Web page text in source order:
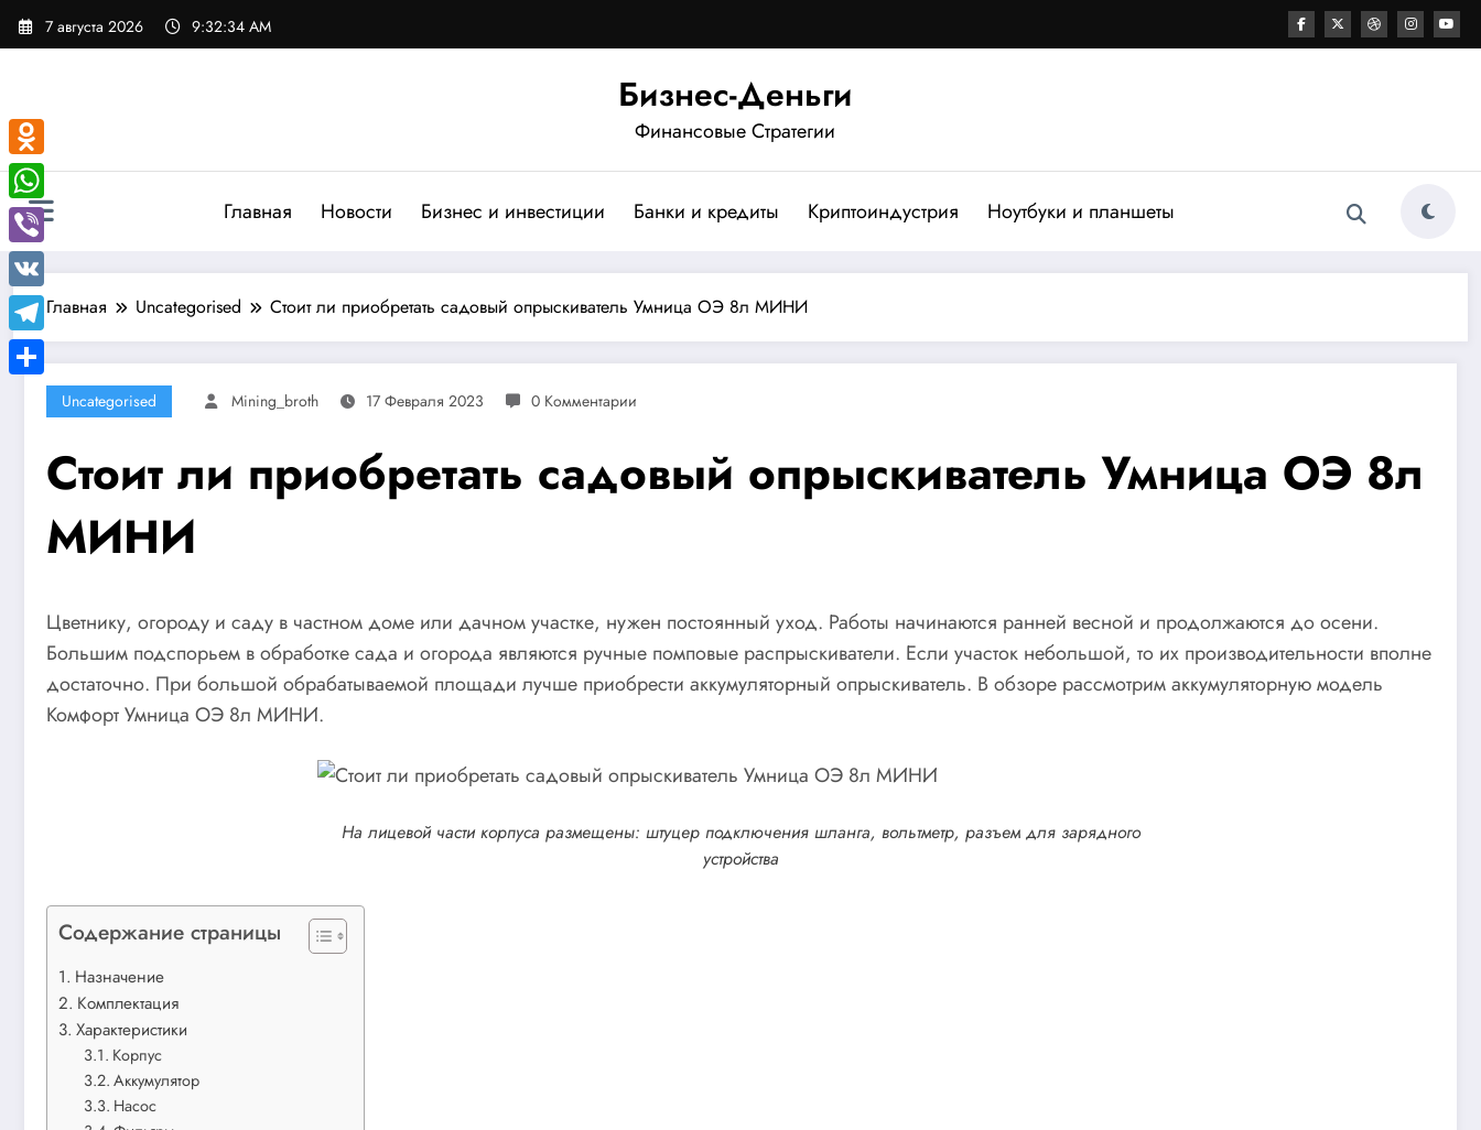
Перейти
7 августа 2026 9:32:35 AM
Бизнес-Деньги
Финансовые Стратегии
Главная Новости Бизнес и инвестиции Банки и кредиты Криптоиндустрия Ноутбуки и планшеты
Главная Uncategorised Стоит ли приобретать садовый опрыскиватель Умница ОЭ 8л МИНИ
Uncategorised Mining_broth 17 Февраля 2023 0 Комментарии
Стоит ли приобретать садовый опрыскиватель Умница ОЭ 8л
МИНИ
Цветнику, огороду и саду в частном доме или дачном участке, нужен постоянный уход. Работы начинаются ранней весной и продолжаются до осени.
Большим подспорьем в обработке сада и огорода являются ручные помповые распрыскиватели. Если участок небольшой, то их производительности вполне
достаточно. При большой обрабатываемой площади лучше приобрести аккумуляторный опрыскиватель. В обзоре рассмотрим аккумуляторную модель
Комфорт Умница ОЭ 8л МИНИ.
На лицевой части корпуса размещены: штуцер подключения шланга, вольтметр, разъем для зарядного
устройства
Содержание страницы
Назначение
Комплектация
Характеристики
Корпус
Аккумулятор
Насос
Odnoklassniki
WhatsApp
Viber
VK
Telegram
Отправить